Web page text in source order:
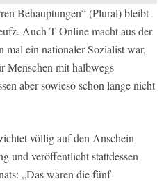
Behauptungen“ (Plural) bleibt
Auch T-Online macht aus der
mal ein nationaler Sozialist war,
Menschen mit halbwegs
aber sowieso schon lange nicht
völlig auf den Anschein
und veröffentlicht stattdessen
„Das waren die fünf